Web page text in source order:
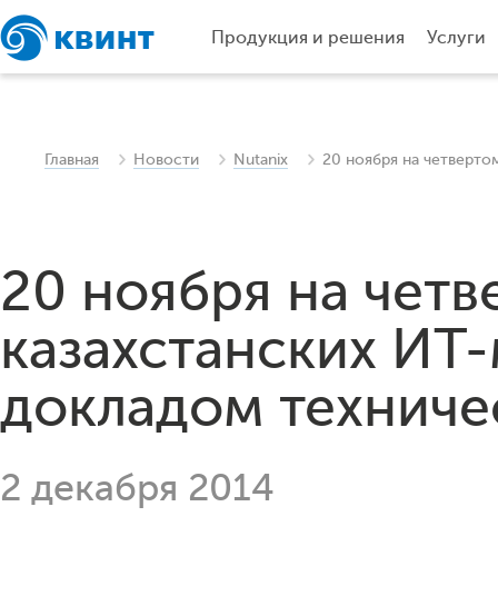
Продукция и решения Услуги
Главная Новости Nutanix 20 ноября на
20 ноября на
казахстанских
докладом
2 декабря 2014